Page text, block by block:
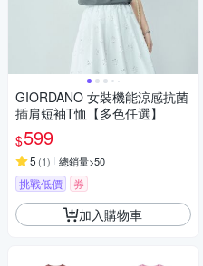
GIORDANO 女裝機能涼感抗菌
插肩短袖T恤【多色任選】
$599
5 (1) 總銷量>50
挑戰低價 券
加入購物車